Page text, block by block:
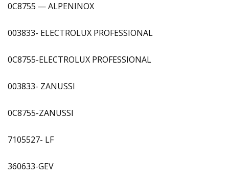
0C8755 — ALPENINOX
003833- ELECTROLUX PROFESSIONAL
0C8755-ELECTROLUX PROFESSIONAL
003833- ZANUSSI
0C8755-ZANUSSI
7105527- LF
360633-GEV